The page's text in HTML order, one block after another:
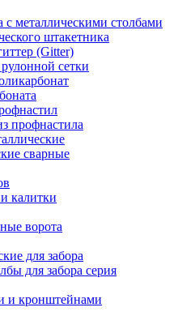
с металлическими столбами
штакетника
(Gitter)
сетки
профнастила
сварные
калитки
ворота
для забора
для забора серия
и кронштейнами